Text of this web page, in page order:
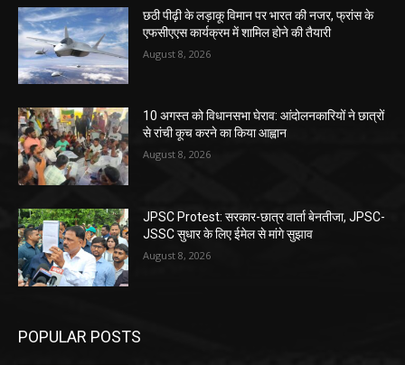
छठी पीढ़ी के लड़ाकू विमान पर भारत की नजर, फ्रांस के
एफसीएएस कार्यक्रम में शामिल होने की तैयारी
August 8, 2026
10 अगस्त को विधानसभा घेराव: आंदोलनकारियों ने छात्रों
से रांची कूच करने का किया आह्वान
August 8, 2026
JPSC Protest: सरकार-छात्र वार्ता बेनतीजा, JPSC-
JSSC सुधार के लिए ईमेल से मांगे सुझाव
August 8, 2026
POPULAR POSTS